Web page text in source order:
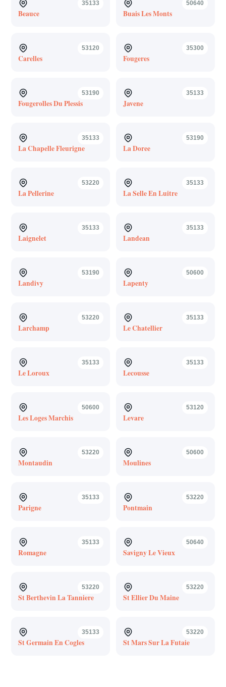
35133
Beauce
50640
Buais Les Monts
53120
Carelles
35300
Fougeres
53190
Fougerolles Du Plessis
35133
Javene
35133
La Chapelle Fleurigne
53190
La Doree
53220
La Pellerine
35133
La Selle En Luitre
35133
Laignelet
35133
Landean
53190
Landivy
50600
Lapenty
53220
Larchamp
35133
Le Chatellier
35133
Le Loroux
35133
Lecousse
50600
Les Loges Marchis
53120
Levare
53220
Montaudin
50600
Moulines
35133
Parigne
53220
Pontmain
35133
Romagne
50640
Savigny Le Vieux
53220
St Berthevin La Tanniere
53220
St Ellier Du Maine
35133
St Germain En Cogles
53220
St Mars Sur La Futaie